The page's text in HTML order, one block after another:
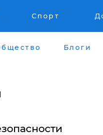
Спорт
Блоги